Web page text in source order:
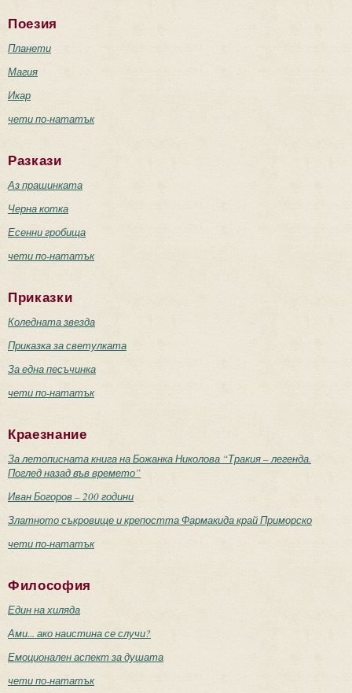
Поезия
Планети
Магия
Икар
чети по-нататък
Разкази
Аз прашинката
Черна котка
Есенни гробища
чети по-нататък
Приказки
Коледната звезда
Приказка за светулката
За една песъчинка
чети по-нататък
Краезнание
За летописната книга на Божанка Николова “Тракия – легенда.
Поглед назад във времето”
Иван Богоров – 200 години
Златното съкровище и крепостта Фармакида край Приморско
чети по-нататък
Философия
Един на хиляда
Ами... ако наистина се случи?
Емоционален аспект за душата
чети по-нататък